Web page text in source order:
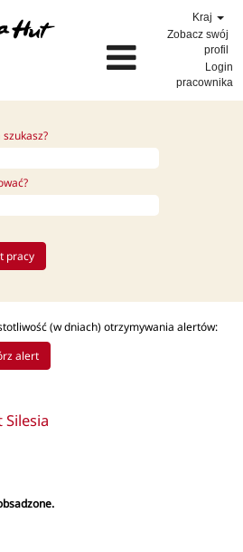
Kraj
Zobacz swój
profil
Login
pracownika
(w dniach) otrzymywania alertów:
alert